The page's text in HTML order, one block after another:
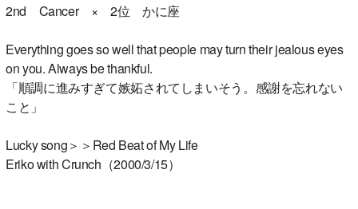
2nd Cancer × 2位 かに座
Everything goes so well that people may turn their jealous eyes
on you. Always be thankful.
「順調に進みすぎて嫉妬されてしまいそう。感謝を忘れない
こと」
Lucky song＞＞Red Beat of My Life
Eriko with Crunch（2000/3/15）